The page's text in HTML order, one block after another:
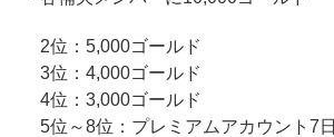
2位：5,000ゴールド
3位：4,000ゴールド
4位：3,000ゴールド
5位～8位：プレミアムアカウント7日